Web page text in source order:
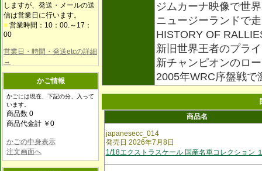
しますが、発送・メールの送
信は営業日に行います。
■ 営業時間：10：00.～17：
00
営業日・時間・発送etcの詳細
→
かご情報
かごには現在、下記の分、入って
います。
商品数 0
商品代金計 ￥0
かごの中身表示
注文画面へ
ジムカーナ映像で世
ニュージーランドで
HISTORY OF
新旧世界王者のプラ
新チャンピオンのロ
2005年WRC序盤戦
商品名
japanesecc_014
発売日 2026年7月8日
1/18エクストラスケール 国産名車コレクション